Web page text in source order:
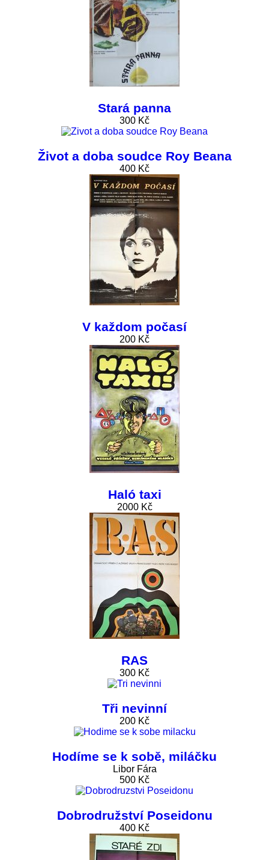
Stará panna
300 Kč
Život a doba soudce Roy Beana
400 Kč
V každom počasí
200 Kč
Haló taxi
2000 Kč
RAS
300 Kč
Tři nevinní
200 Kč
Hodíme se k sobě, miláčku
Libor Fára
500 Kč
Dobrodružství Poseidonu
400 Kč